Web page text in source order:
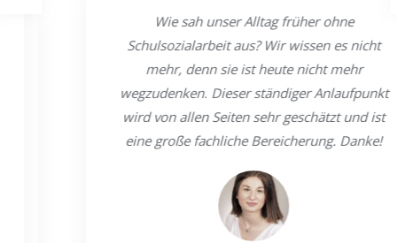
Wie sah unser Alltag früher ohne
Schulsozialarbeit aus? Wir wissen es nicht
mehr, denn sie ist heute nicht mehr
wegzudenken. Dieser ständiger Anlaufpunkt
wird von allen Seiten sehr geschätzt und ist
eine große fachliche Bereicherung. Danke!